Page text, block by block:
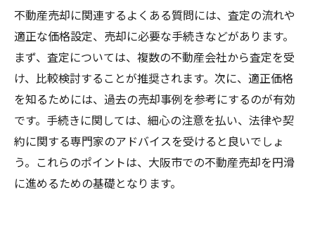
不動産売却に関連するよくある質問には、査定の流れや
適正な価格設定、売却に必要な手続きなどがあります。
まず、査定については、複数の不動産会社から査定を受
け、比較検討することが推奨されます。次に、適正価格
を知るためには、過去の売却事例を参考にするのが有効
です。手続きに関しては、細心の注意を払い、法律や契
約に関する専門家のアドバイスを受けると良いでしょ
う。これらのポイントは、大阪市での不動産売却を円滑
に進めるための基礎となります。